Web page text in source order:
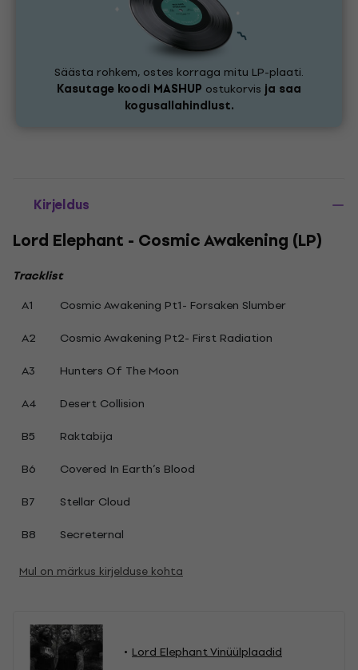
Säästa rohkem, ostes korraga mitu LP-plaati.
Kasutage koodi MASHUP ostukorvis ja saa
kogusallahindlust.
Kirjeldus
Lord Elephant - Cosmic Awakening (LP)
Tracklist
A1
Cosmic Awakening Pt1- Forsaken Slumber
A2
Cosmic Awakening Pt2- First Radiation
A3
Hunters Of The Moon
A4
Desert Collision
B5
Raktabija
B6
Covered In Earth’s Blood
B7
Stellar Cloud
B8
Secreternal
Mul on märkus kirjelduse kohta
Lord Elephant Vinüülplaadid